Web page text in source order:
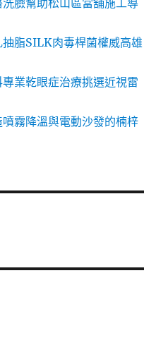
臉幫助松山區當舖施工導
脂SILK肉毒桿菌權威高雄
業乾眼症治療挑選近視雷
霧降溫與電動沙發的楠梓